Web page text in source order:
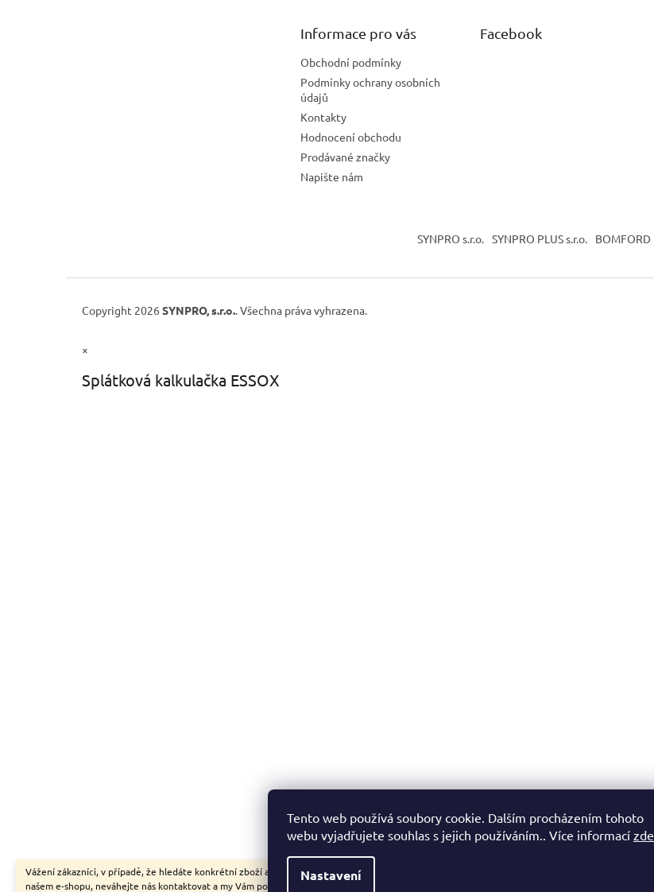
Tento web používá soubory cookie. Dalším procházením tohoto
webu vyjadřujete souhlas s jejich používáním.. Více informací zde
Nastavení
Vážení zákazníci, v případě, že hledáte konkrétní zboží a my jej nemáme v
našem e-shopu, neváhejte nás kontaktovat a my Vám pomůžeme s výběrem.
Informace pro vás
Obchodní podmínky
Podmínky ochrany osobních
údajů
Kontakty
Hodnocení obchodu
Prodávané značky
Napište nám
Facebook
SYNPRO s.r.o. SYNPRO PLUS s.r.o. BOMFORD
Copyright 2026 SYNPRO, s.r.o.. Všechna práva vyhrazena.
×
Splátková kalkulačka ESSOX